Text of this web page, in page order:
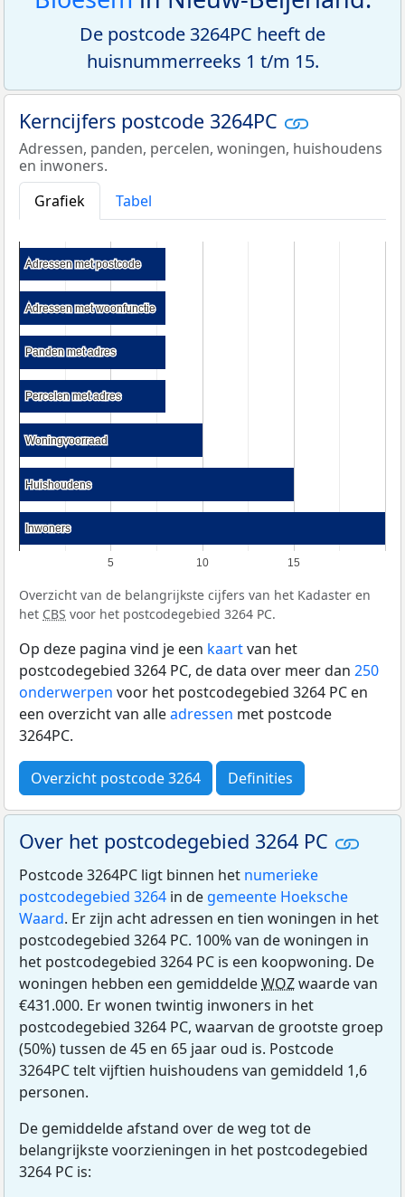
De postcode 3264PC heeft de
huisnummerreeks 1 t/m 15.
Kerncijfers postcode 3264PC
Adressen, panden, percelen, woningen, huishoudens
en inwoners.
Grafiek
Tabel
5 10 15
Adressen met postcode
Adressen met postcode
Adressen met woonfunctie
Adressen met woonfunctie
Panden met adres
Panden met adres
Percelen met adres
Percelen met adres
Woningvoorraad
Woningvoorraad
Huishoudens
Huishoudens
Inwoners
Inwoners
Overzicht van de belangrijkste cijfers van het Kadaster en
het CBS voor het postcodegebied 3264 PC.
Op deze pagina vind je een kaartvan het
postcodegebied 3264 PC, de data over meer dan 250
onderwerpen voor het postcodegebied 3264 PC en
een overzicht van alleadressen met postcode
3264PC.
Overzicht postcode 3264 Definities
Over het postcodegebied 3264 PC
Postcode 3264PC ligt binnen het numerieke
postcodegebied 3264 in de gemeente Hoeksche
Waard. Er zijn acht adressen en tien woningen in het
postcodegebied 3264 PC. 100% van de woningen in
het postcodegebied 3264 PC is een koopwoning. De
woningen hebben een gemiddeldeWOZwaarde van
€431.000. Er wonen twintig inwoners in het
postcodegebied 3264 PC, waarvan de grootste groep
(50%) tussen de 45 en 65 jaar oud is. Postcode
3264PC telt vijftien huishoudens van gemiddeld 1,6
personen.
De gemiddelde afstand over de weg tot de
belangrijkste voorzieningen in het postcodegebied
3264 PC is: